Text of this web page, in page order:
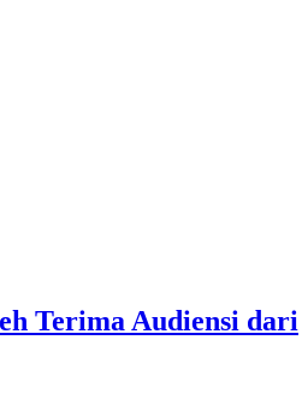
Terima Audiensi dari